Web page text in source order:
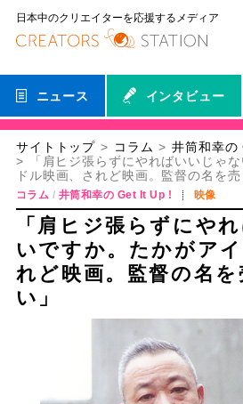
日本中のクリエイターを応援するメディア
ニュース インタビュー
サイトトップ コラム
井筒和幸
「肩ヒジ張らずにやればいいじゃ
ドル映画、されど映画。監督の名を売
コラム 井筒和幸の Get It Up ! 映像
「肩ヒジ張らずにや
いですか。たかがア
れど映画。監督の名を
い」